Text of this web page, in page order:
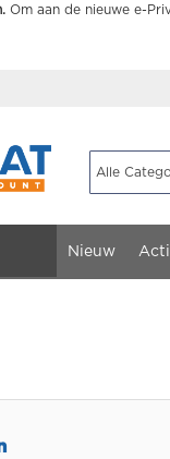
Om aan de nieuwe e-
Nieuw